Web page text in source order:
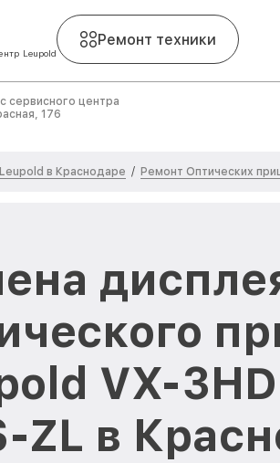
Leupold
Ремонт техники
сервисного центра
176
в Краснодаре / Ремонт Оптических
VX-
ZL в